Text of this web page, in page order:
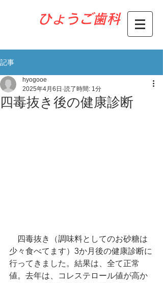
​ひょうご歯科
記事
四毒抜き後の健康診断
hyogooe
2025年4月6日 読了時間: 1分
四毒抜き（調味料としてのお砂糖は
少々食べてます）3か月後の健康診断に
行ってきました。結果は、全て正常
値。去年は、コレステロール値が高か